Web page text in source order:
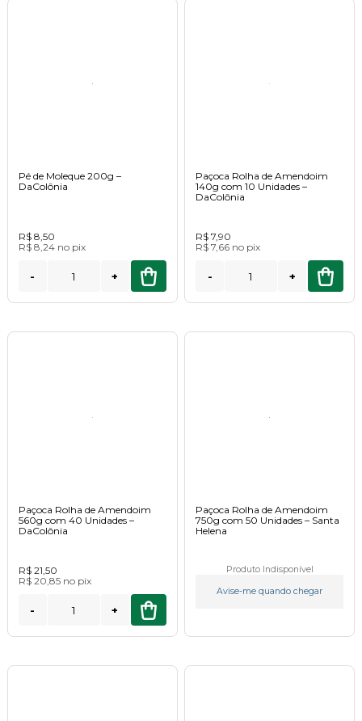
Pé de Moleque 200g –
DaColônia
R$ 8,50
R$ 8,24 no pix
- +
Paçoca Rolha de Amendoim
140g com 10 Unidades –
DaColônia
R$ 7,90
R$ 7,66 no pix
- +
Paçoca Rolha de Amendoim
560g com 40 Unidades –
DaColônia
R$ 21,50
R$ 20,85 no pix
- +
Paçoca Rolha de Amendoim
750g com 50 Unidades – Santa
Helena
Produto Indisponível
Avise-me quando chegar